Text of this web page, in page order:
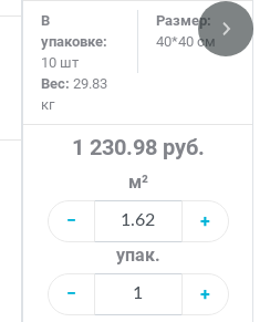
В
упаковке:
10 шт
Размер:
40*40 см
Вес: 29.83
кг
1 230.98 руб.
м²
−
+
упак.
−
+